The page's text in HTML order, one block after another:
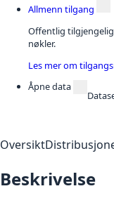
Allmenn tilgang
Offentlig
nøkler.
Les mer om
Åpne data
Oversikt
Beskrivelse